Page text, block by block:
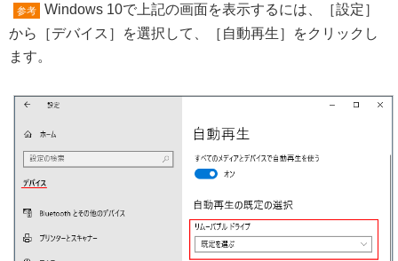
参考
Windows 10で上記の画面を表示するには、［設定］
から［デバイス］を選択して、［自動再生］をクリックし
ます。